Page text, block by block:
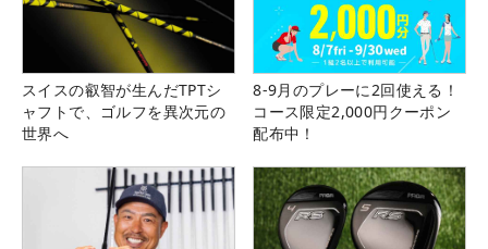
スイスの叡智が生んだTPTシ
ャフトで、ゴルフを異次元の
世界へ
8-9月のプレーに2回使える！
コース限定2,000円クーポン
配布中！